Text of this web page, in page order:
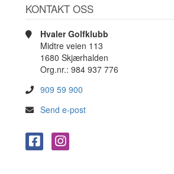
KONTAKT OSS
Hvaler Golfklubb
Midtre veien 113
1680 Skjærhalden
Org.nr.: 984 937 776
909 59 900
Send e-post